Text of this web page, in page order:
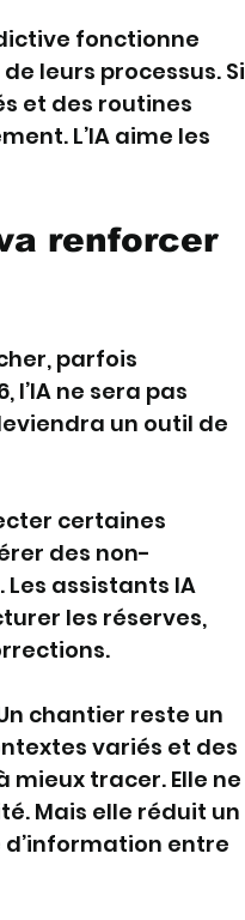
fonctionne
leurs processus. Si
et des routines
L’IA aime les
renforcer
parfois
ne sera pas
un outil de
certaines
des non-
assistants IA
les réserves,
chantier reste un
variés et des
mieux tracer. Elle ne
Mais elle réduit un
entre